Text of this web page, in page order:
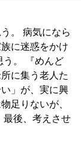
。 病気になら
に迷惑をかけ
。 『めんど
に集う老人た
」が、実に興
足りないが、
最後、考えさせ